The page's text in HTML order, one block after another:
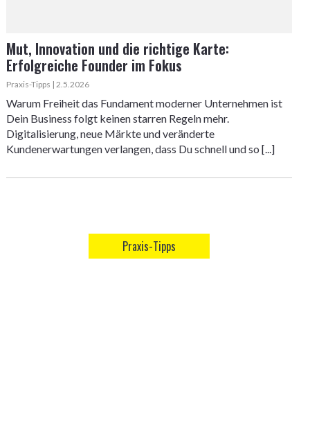
Mut, Innovation und die richtige Karte:
Erfolgreiche Founder im Fokus
Praxis-Tipps | 2.5.2026
Warum Freiheit das Fundament moderner Unternehmen ist
Dein Business folgt keinen starren Regeln mehr.
Digitalisierung, neue Märkte und veränderte
Kundenerwartungen verlangen, dass Du schnell und so [...]
Praxis-Tipps